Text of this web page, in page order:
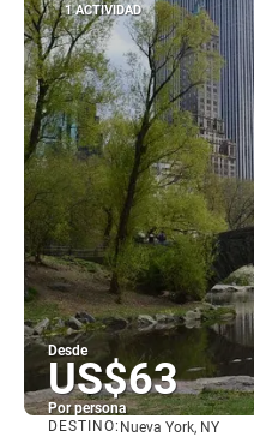
1 ACTIVIDAD
Desde
US$63
Por persona
DESTINO: Nueva York, NY